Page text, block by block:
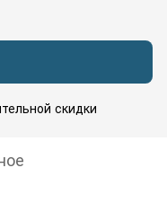
скидки